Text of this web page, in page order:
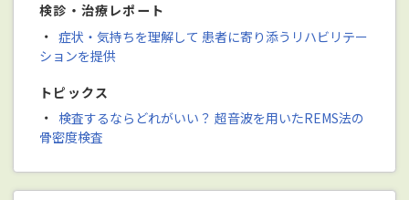
検診・治療レポート
・ 症状・気持ちを理解して 患者に寄り添うリハビリテー
ションを提供
トピックス
・ 検査するならどれがいい？ 超音波を用いたREMS法の
骨密度検査